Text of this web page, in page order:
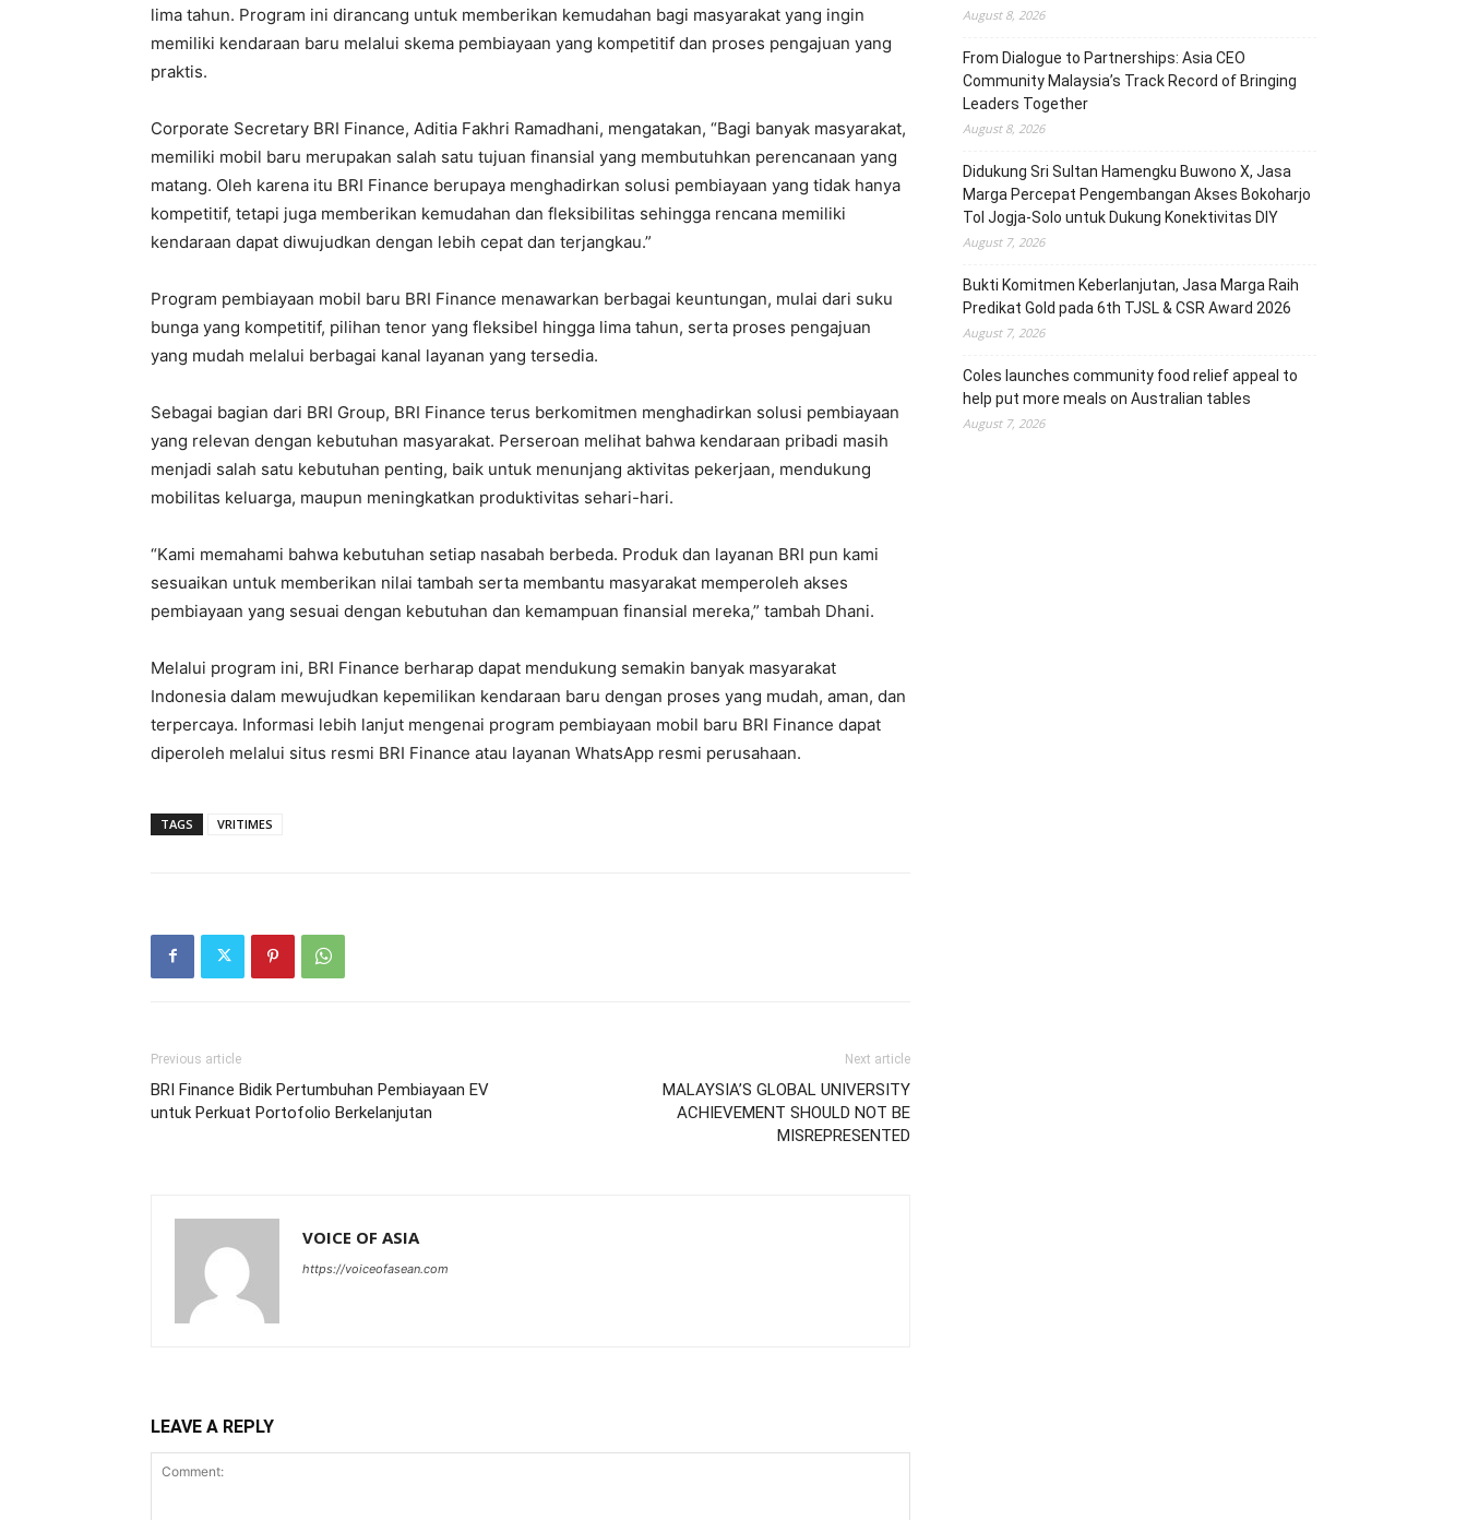
lima tahun. Program ini dirancang untuk memberikan kemudahan bagi masyarakat yang ingin
memiliki kendaraan baru melalui skema pembiayaan yang kompetitif dan proses pengajuan yang
praktis.
Corporate Secretary BRI Finance, Aditia Fakhri Ramadhani, mengatakan, “Bagi banyak masyarakat,
memiliki mobil baru merupakan salah satu tujuan finansial yang membutuhkan perencanaan yang
matang. Oleh karena itu BRI Finance berupaya menghadirkan solusi pembiayaan yang tidak hanya
kompetitif, tetapi juga memberikan kemudahan dan fleksibilitas sehingga rencana memiliki
kendaraan dapat diwujudkan dengan lebih cepat dan terjangkau.”
Program pembiayaan mobil baru BRI Finance menawarkan berbagai keuntungan, mulai dari suku
bunga yang kompetitif, pilihan tenor yang fleksibel hingga lima tahun, serta proses pengajuan
yang mudah melalui berbagai kanal layanan yang tersedia.
Sebagai bagian dari BRI Group, BRI Finance terus berkomitmen menghadirkan solusi pembiayaan
yang relevan dengan kebutuhan masyarakat. Perseroan melihat bahwa kendaraan pribadi masih
menjadi salah satu kebutuhan penting, baik untuk menunjang aktivitas pekerjaan, mendukung
mobilitas keluarga, maupun meningkatkan produktivitas sehari-hari.
“Kami memahami bahwa kebutuhan setiap nasabah berbeda. Produk dan layanan BRI pun kami
sesuaikan untuk memberikan nilai tambah serta membantu masyarakat memperoleh akses
pembiayaan yang sesuai dengan kebutuhan dan kemampuan finansial mereka,” tambah Dhani.
Melalui program ini, BRI Finance berharap dapat mendukung semakin banyak masyarakat
Indonesia dalam mewujudkan kepemilikan kendaraan baru dengan proses yang mudah, aman, dan
terpercaya. Informasi lebih lanjut mengenai program pembiayaan mobil baru BRI Finance dapat
diperoleh melalui situs resmi BRI Finance atau layanan WhatsApp resmi perusahaan.
TAGS VRITIMES
Previous article
BRI Finance Bidik Pertumbuhan Pembiayaan EV
untuk Perkuat Portofolio Berkelanjutan
Next article
MALAYSIA’S GLOBAL UNIVERSITY
ACHIEVEMENT SHOULD NOT BE
MISREPRESENTED
VOICE OF ASIA
https://voiceofasean.com
LEAVE A REPLY
August 8, 2026
From Dialogue to Partnerships: Asia CEO
Community Malaysia’s Track Record of Bringing
Leaders Together
August 8, 2026
Didukung Sri Sultan Hamengku Buwono X, Jasa
Marga Percepat Pengembangan Akses Bokoharjo
Tol Jogja-Solo untuk Dukung Konektivitas DIY
August 7, 2026
Bukti Komitmen Keberlanjutan, Jasa Marga Raih
Predikat Gold pada 6th TJSL & CSR Award 2026
August 7, 2026
Coles launches community food relief appeal to
help put more meals on Australian tables
August 7, 2026